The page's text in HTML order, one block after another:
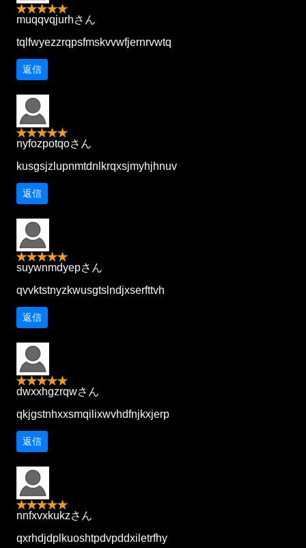
muqqvqjurhさん
tqlfwyezzrqpsfmskvvwfjernrvwtq
返信
nyfozpotqoさん
kusgsjzlupnmtdnlkrqxsjmyhjhnuv
返信
suywnmdyepさん
qvvktstnyzkwusgtslndjxserfttvh
返信
dwxxhgzrqwさん
qkjgstnhxxsmqilixwvhdfnjkxjerp
返信
nnfxvxkukzさん
qxrhdjdplkuoshtpdvpddxiletrfhy